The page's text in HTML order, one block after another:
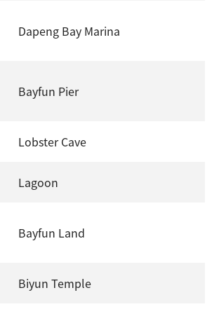
Dapeng Bay Marina
Bayfun Pier
Lobster Cave
Lagoon
Bayfun Land
Biyun Temple